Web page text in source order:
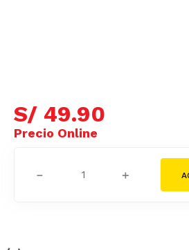
S/ 49.90
＋
－